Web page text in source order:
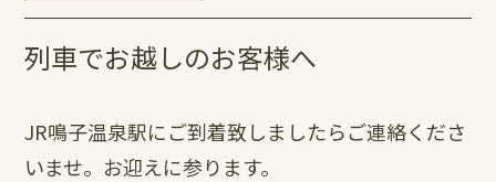
列車でお越しのお客様へ
JR鳴子温泉駅にご到着致しましたらご連絡くださ
いませ。お迎えに参ります。